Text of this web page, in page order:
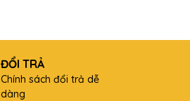
ĐỔI TRẢ
Chính sách đổi trả dễ
dàng